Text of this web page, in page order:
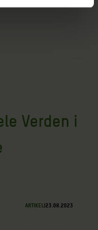
Verden i
ARTIKEL|23.08.2023